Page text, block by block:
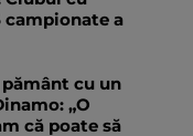
a
cu un
„O
că poate să